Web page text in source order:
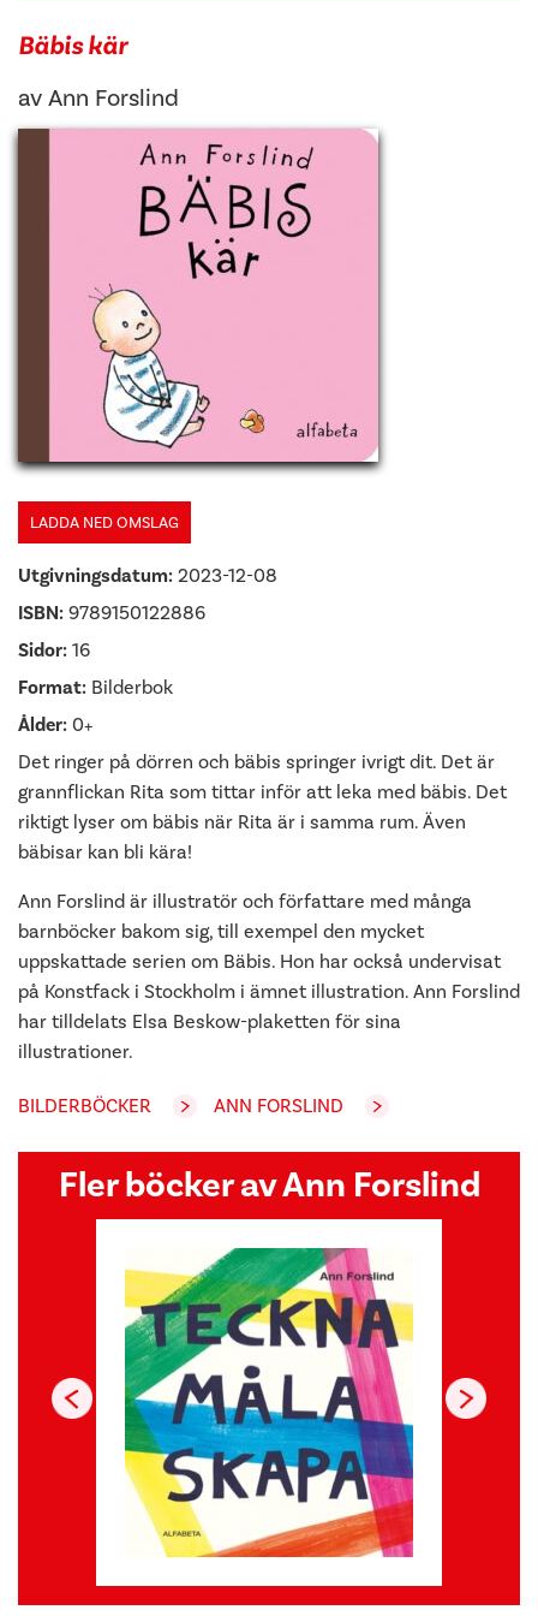
Bäbis kär
av Ann Forslind
LADDA NED OMSLAG
Utgivningsdatum: 2023-12-08
ISBN: 9789150122886
Sidor: 16
Format: Bilderbok
Ålder: 0+
Det ringer på dörren och bäbis springer ivrigt dit. Det är
grannflickan Rita som tittar inför att leka med bäbis. Det
riktigt lyser om bäbis när Rita är i samma rum. Även
bäbisar kan bli kära!
Ann Forslind är illustratör och författare med många
barnböcker bakom sig, till exempel den mycket
uppskattade serien om Bäbis. Hon har också undervisat
på Konstfack i Stockholm i ämnet illustration. Ann Forslind
har tilldelats Elsa Beskow-plaketten för sina
illustrationer.
BILDERBÖCKER ANN FORSLIND
Fler böcker av Ann Forslind